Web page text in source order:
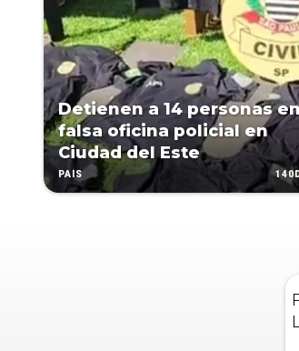
Detienen a 14 personas
falsa oficina policial en
Ciudad del Este
PAÍS